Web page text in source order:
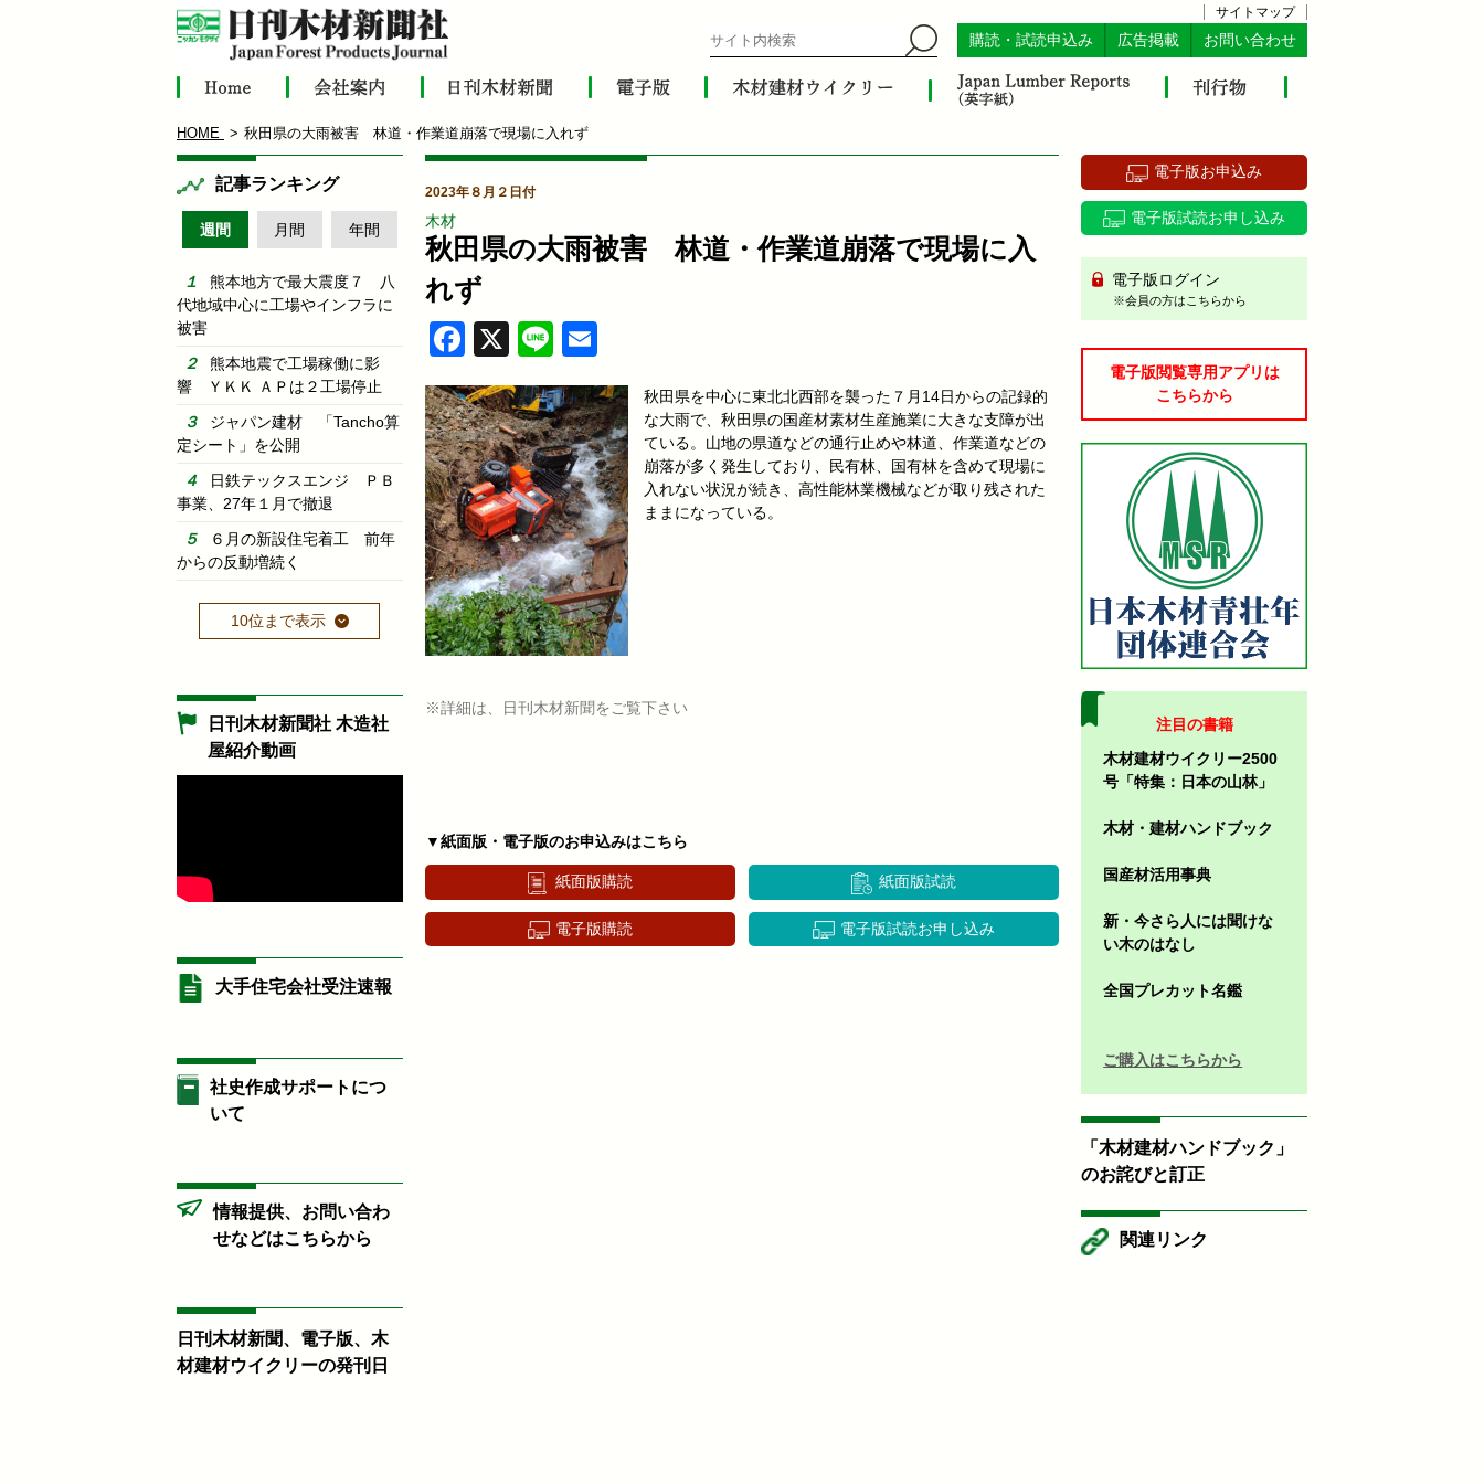
サイトマップ
購読・試読申込み 広告掲載 お問い合わせ
HOME 秋田県の大雨被害 林道・作業道崩落で現場に入れず
2023年８月２日付
木材
秋田県の大雨被害 林道・作業道崩落で現場に入
れず
Facebook
X Line
秋田県を中心に東北北西部を襲った７月14日からの記録的
な大雨で、秋田県の国産材素材生産施業に大きな支障が出
ている。山地の県道などの通行止めや林道、作業道などの
崩落が多く発生しており、民有林、国有林を含めて現場に
入れない状況が続き、高性能林業機械などが取り残された
ままになっている。
※詳細は、日刊木材新聞をご覧下さい
▼紙面版・電子版のお申込みはこちら
紙面版購読 紙面版試読
電子版購読 電子版試読お申し込み
記事ランキング
週間 月間 年間
熊本地方で最大震度７ 八
代地域中心に工場やインフラに
被害
熊本地震で工場稼働に影
響 ＹＫＫ ＡＰは２工場停止
ジャパン建材 「Tancho算
定シート」を公開
日鉄テックスエンジ ＰＢ
事業、27年１月で撤退
６月の新設住宅着工 前年
からの反動増続く
10位まで表示
日刊木材新聞社 木造社
屋紹介動画
大手住宅会社受注速報
社史作成サポートにつ
いて
情報提供、お問い合わ
せなどはこちらから
日刊木材新聞、電子版、木
材建材ウイクリーの発刊日
電子版お申込み
電子版試読お申し込み
電子版ログイン
※会員の方はこちらから
電子版閲覧専用アプリは
こちらから
注目の書籍
木材建材ウイクリー2500
号「特集：日本の山林」
木材・建材ハンドブック
国産材活用事典
新・今さら人には聞けな
い木のはなし
全国プレカット名鑑
ご購入はこちらから
「木材建材ハンドブック」
のお詫びと訂正
関連リンク